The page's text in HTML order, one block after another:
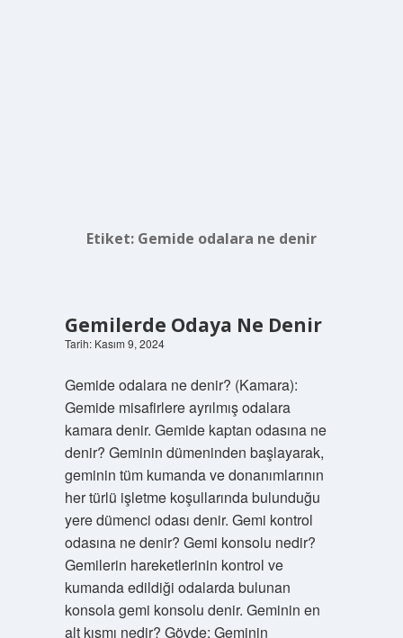
Etiket: Gemide odalara ne denir
Gemilerde Odaya Ne Denir
Tarih: Kasım 9, 2024
Gemide odalara ne denir? (Kamara):
Gemide misafirlere ayrılmış odalara
kamara denir. Gemide kaptan odasına ne
denir? Geminin dümeninden başlayarak,
geminin tüm kumanda ve donanımlarının
her türlü işletme koşullarında bulunduğu
yere dümenci odası denir. Gemi kontrol
odasına ne denir? Gemi konsolu nedir?
Gemilerin hareketlerinin kontrol ve
kumanda edildiği odalarda bulunan
konsola gemi konsolu denir. Geminin en
alt kısmı nedir? Gövde: Geminin